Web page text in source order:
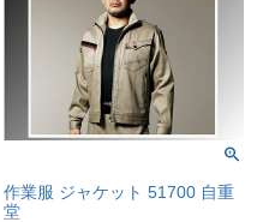
作業服 ジャケット 51700 自重
堂